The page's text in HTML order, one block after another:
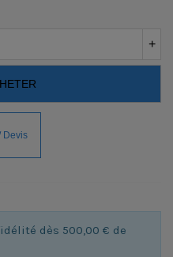
+
dès 500,00 € de